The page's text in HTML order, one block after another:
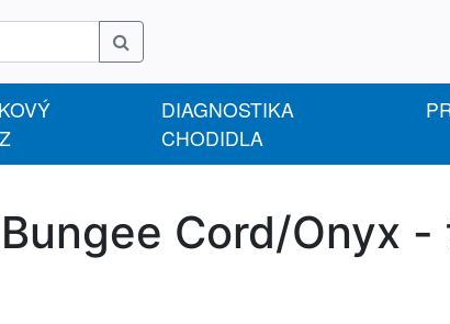
DIAGNOSTIKA
CHODIDLA
Bungee Cord/Onyx